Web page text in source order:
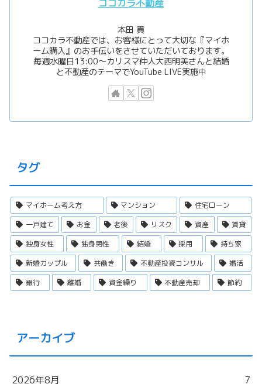
ココカラ不動産
本田 貢
ココカラ不動産では、お客様にとって大切な『マイホ
ーム購入』のお手伝いをさせていただいております。
毎週水曜日13:00〜カリスマ仲人大西明美さんと結婚
と不動産のテーマでYouTube LIVE実施中
タグ
マイホーム考え方 マンション
住宅ローン
一戸建て
お金 老後 リスク 資産
賃貸
独身女性
独身男性 結婚 採用
持ち家
新婚カップル
共働き 不動産投資コンサル
婚活
銀行
離婚 資金繰り 不動産売却 節約
アーカイブ
2026年8月 7